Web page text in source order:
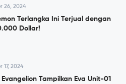
26, 2024
Terlangka Ini Terjual dengan
Dollar!
17, 2024
Evangelion Tampilkan Eva Unit-01